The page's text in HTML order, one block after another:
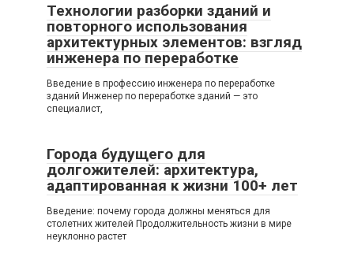
Технологии разборки зданий и
повторного использования
архитектурных элементов: взгляд
инженера по переработке
Введение в профессию инженера по переработке
зданий Инженер по переработке зданий — это
специалист,
Города будущего для
долгожителей: архитектура,
адаптированная к жизни 100+ лет
Введение: почему города должны меняться для
столетних жителей Продолжительность жизни в мире
неуклонно растет